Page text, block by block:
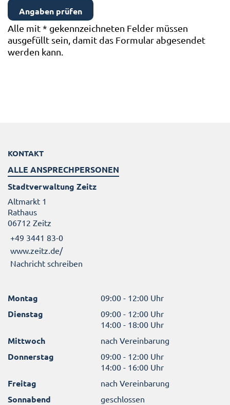
Alle mit* gekennzeichneten Felder müssen
ausgefüllt sein, damit das Formular abgesendet
werden kann.
KONTAKT
ALLE ANSPRECHPERSONEN
Stadtverwaltung Zeitz
Altmarkt 1
Rathaus
06712 Zeitz
+49 3441 83-0
www.zeitz.de/
Nachricht schreiben
Montag 09:00 - 12:00 Uhr
Dienstag
09:00 - 12:00 Uhr
14:00 - 18:00 Uhr
Mittwoch nach Vereinbarung
Donnerstag
09:00 - 12:00 Uhr
14:00 - 16:00 Uhr
Freitag nach Vereinbarung
Sonnabend geschlossen